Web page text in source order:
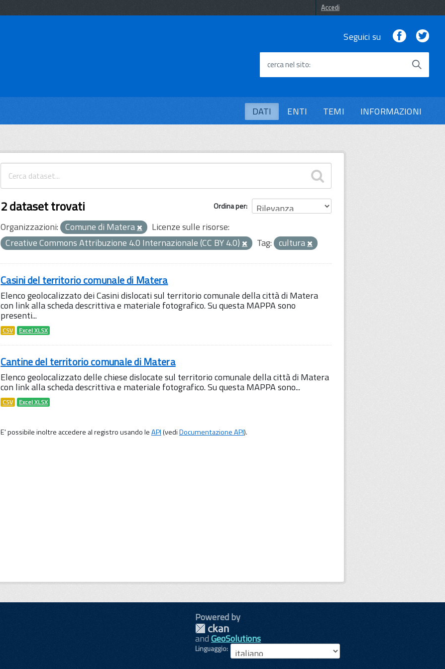
Accedi
Seguici su Facebook
cerca nel sito
DATI ENTI TEMI INFORMAZIONI
Ordina per
2 dataset trovati
Organizzazioni: Comune di Matera
Licenze sulle risorse:
Creative Commons Attribuzione 4.0 Internazionale (CC BY 4.0)
Tag: cultura
Casini del territorio comunale di Matera
Elenco geolocalizzato dei Casini dislocati sul territorio comunale della città di Matera
con link alla scheda descrittiva e materiale fotografico. Su questa MAPPA sono
presenti...
CSV Excel XLSX
Cantine del territorio comunale di Matera
Elenco geolocalizzato delle chiese dislocate sul territorio comunale della città di Matera
con link alla scheda descrittiva e materiale fotografico. Su questa MAPPA sono...
CSV Excel XLSX
E' possibile inoltre accedere al registro usando leAPI(vediDocumentazione API).
Powered by
andGeoSolutions
Linguaggio